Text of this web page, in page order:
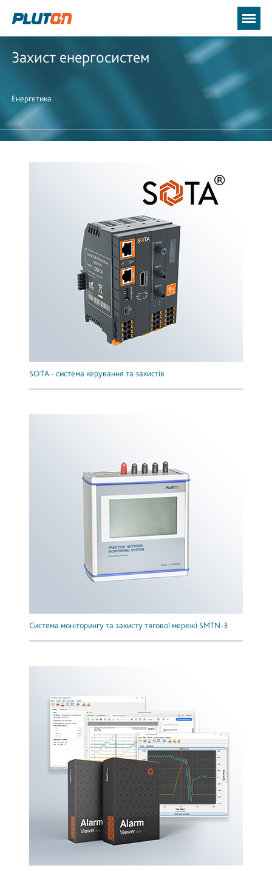
Захист енергосистем
Енергетика
SOTA - система керування та захистів
Система моніторингу та захисту тягової мережі SMTN-3